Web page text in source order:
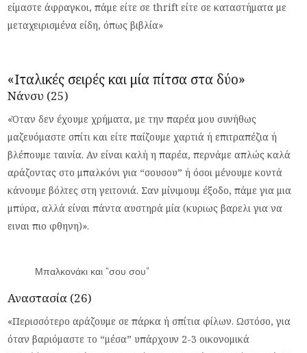
είμαστε άφραγκοι, πάμε είτε σε thrift είτε σε καταστήματα με
μεταχειρισμένα είδη, όπως βιβλία»
«Ιταλικές σειρές και μία πίτσα στα δύο»
Νάνσυ (25)
«Όταν δεν έχουμε χρήματα, με την παρέα μου συνήθως
μαζευόμαστε σπίτι και είτε παίζουμε χαρτιά ή επιτραπέζια ή
βλέπουμε ταινία. Αν είναι καλή η παρέα, περνάμε απλώς καλά
αράζοντας στο μπαλκόνι για “σουσου” ή όσοι μένουμε κοντά
κάνουμε βόλτες στη γειτονιά. Σαν μίνιμουμ έξοδο, πάμε για μια
μπύρα, αλλά είναι πάντα αυστηρά μία (κυριως βαρελι για να
ειναι πιο φθηνη)».
Μπαλκονάκι και “σου σου”
Αναστασία (26)
«Περισσότερο αράζουμε σε πάρκα ή σπίτια φίλων. Ωστόσο, για
όταν βαριόμαστε το “μέσα” υπάρχουν 2-3 οικονομικά